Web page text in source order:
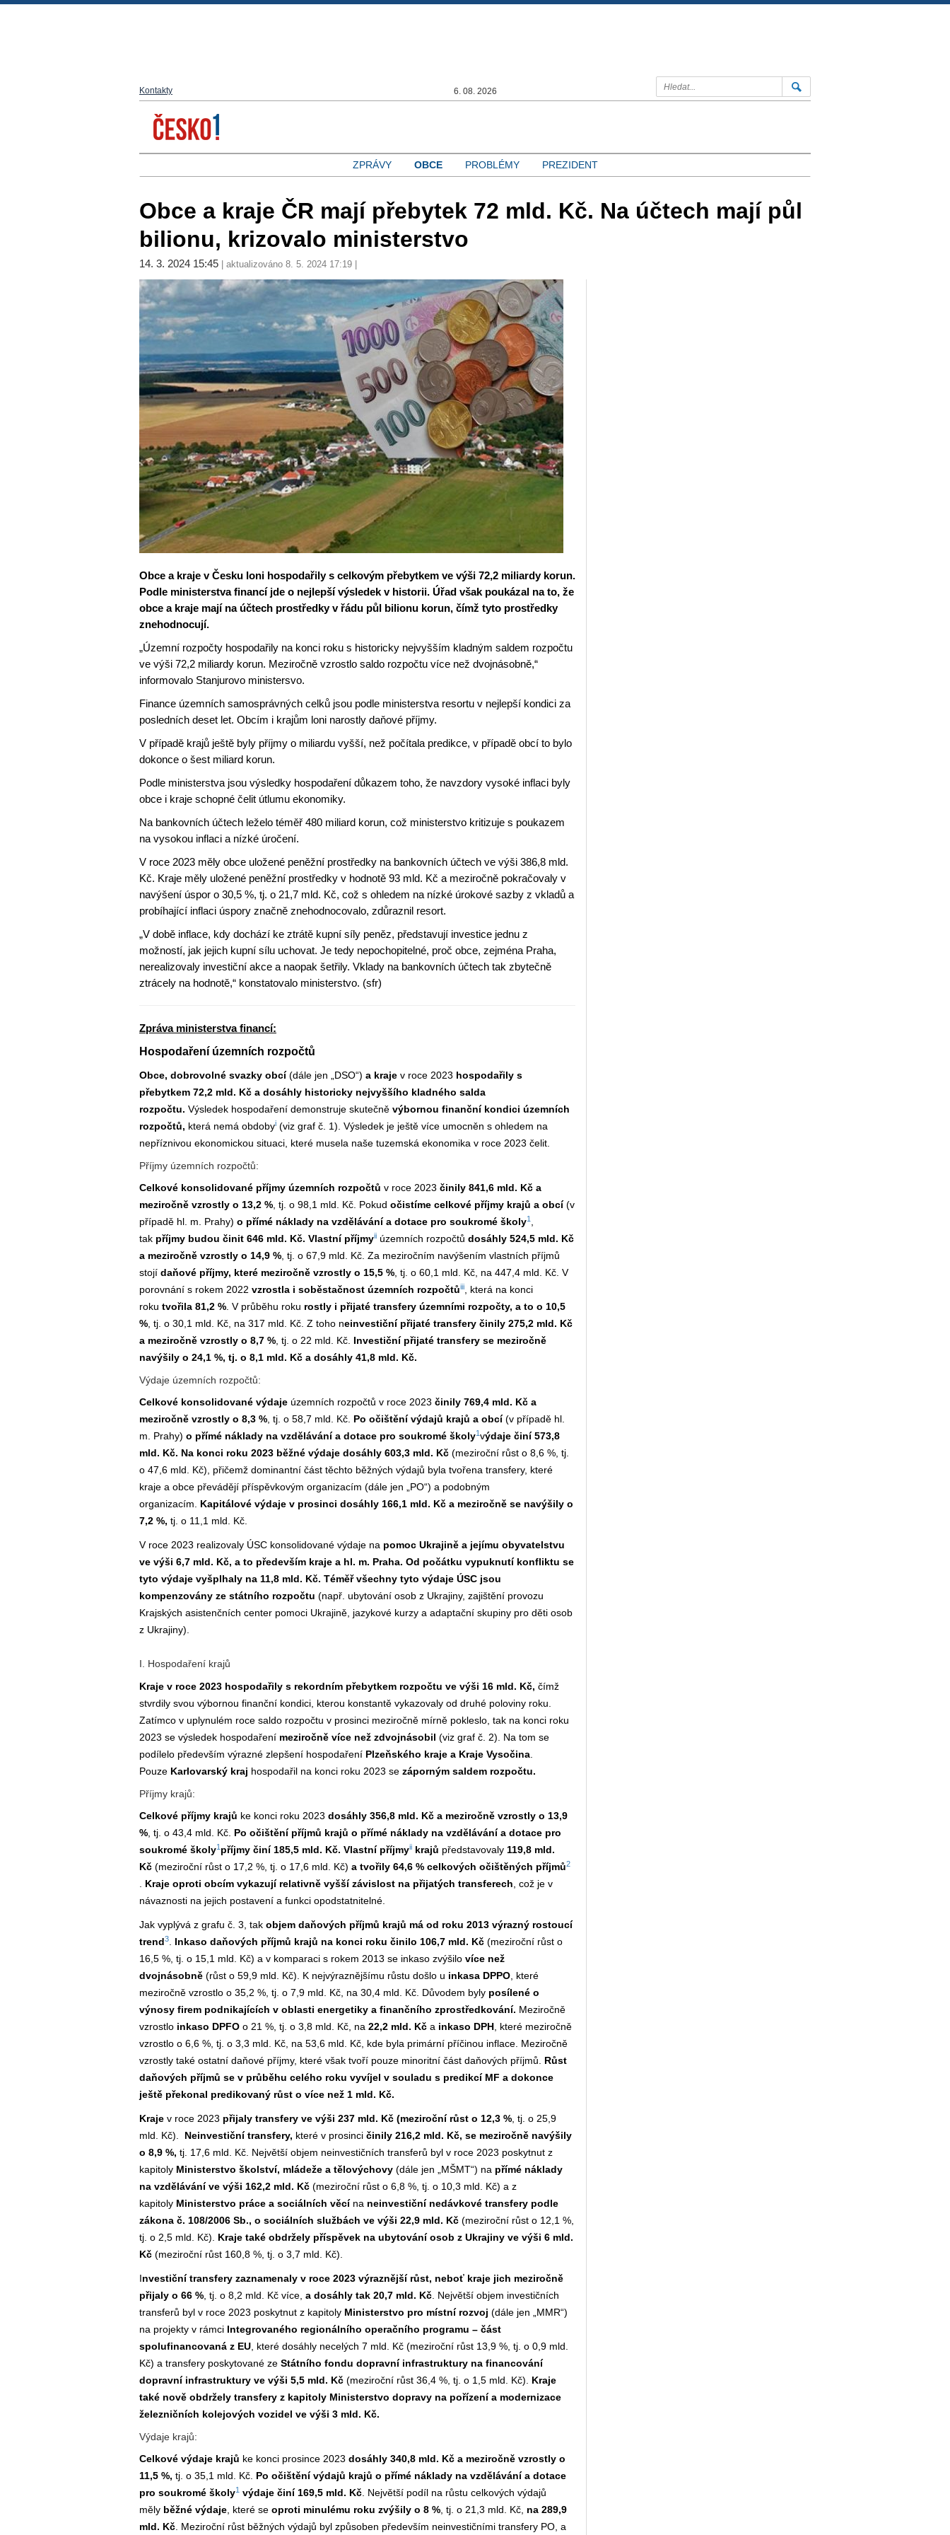
Kontakty 6. 08. 2026
ZPRÁVY OBCE PROBLÉMY PREZIDENT
Obce a kraje ČR mají přebytek 72 mld. Kč. Na účtech mají půl
bilionu, krizovalo ministerstvo
14. 3. 2024 15:45 | aktualizováno 8. 5. 2024 17:19 |
Obce a kraje v Česku loni hospodařily s celkovým přebytkem ve výši 72,2 miliardy korun.
Podle ministerstva financí jde o nejlepší výsledek v historii. Úřad však poukázal na to, že
obce a kraje mají na účtech prostředky v řádu půl bilionu korun, čímž tyto prostředky
znehodnocují.
„Územní rozpočty hospodařily na konci roku s historicky nejvyšším kladným saldem rozpočtu
ve výši 72,2 miliardy korun. Meziročně vzrostlo saldo rozpočtu více než dvojnásobně,“
informovalo Stanjurovo ministersvo.
Finance územních samosprávných celků jsou podle ministerstva resortu v nejlepší kondici za
posledních deset let. Obcím i krajům loni narostly daňové příjmy.
V případě krajů ještě byly příjmy o miliardu vyšší, než počítala predikce, v případě obcí to bylo
dokonce o šest miliard korun.
Podle ministerstva jsou výsledky hospodaření důkazem toho, že navzdory vysoké inflaci byly
obce i kraje schopné čelit útlumu ekonomiky.
Na bankovních účtech leželo téměř 480 miliard korun, což ministerstvo kritizuje s poukazem
na vysokou inflaci a nízké úročení.
V roce 2023 měly obce uložené peněžní prostředky na bankovních účtech ve výši 386,8 mld.
Kč. Kraje měly uložené peněžní prostředky v hodnotě 93 mld. Kč a meziročně pokračovaly v
navýšení úspor o 30,5 %, tj. o 21,7 mld. Kč, což s ohledem na nízké úrokové sazby z vkladů a
probíhající inflaci úspory značně znehodnocovalo, zdůraznil resort.
„V době inflace, kdy dochází ke ztrátě kupní síly peněz, představují investice jednu z
možností, jak jejich kupní sílu uchovat. Je tedy nepochopitelné, proč obce, zejména Praha,
nerealizovaly investiční akce a naopak šetřily. Vklady na bankovních účtech tak zbytečně
ztrácely na hodnotě,“ konstatovalo ministerstvo. (sfr)
Zpráva ministerstva financí:
Hospodaření územních rozpočtů
Obce, dobrovolné svazky obcí(dále jen „DSO“) a kraje v roce 2023 hospodařily s
přebytkem 72,2 mld. Kč a dosáhly historicky nejvyššího kladného salda
rozpočtu. Výsledek hospodaření demonstruje skutečně výbornou finanční kondici územních
rozpočtů, která nemá obdobyi (viz graf č. 1). Výsledek je ještě více umocněn s ohledem na
nepříznivou ekonomickou situaci, které musela naše tuzemská ekonomika v roce 2023 čelit.
Příjmy územních rozpočtů:
Celkové konsolidované příjmy územních rozpočtů v roce 2023 činily 841,6 mld. Kč a
meziročně vzrostly o 13,2 % , tj. o 98,1 mld. Kč. Pokud očistíme celkové příjmy krajů a obcí(v
případě hl. m. Prahy) o přímé náklady na vzdělávání a dotace pro soukromé školy1
tak příjmy budou činit 646 mld. Kč. Vlastní příjmyii územních rozpočtů dosáhly 524,5 mld. Kč
a meziročně vzrostly o 14,9 % , tj. o 67,9 mld. Kč. Za meziročním navýšením vlastních příjmů
stojí daňové příjmy, které meziročně vzrostly o 15,5 % , tj. o 60,1 mld. Kč, na 447,4 mld. Kč. V
porovnání s rokem 2022 vzrostla i soběstačnost územních rozpočtůiii
, která na konci
roku tvořila 81,2 % . V průběhu roku rostly i přijaté transfery územními rozpočty, a to o 10,5
% , tj. o 30,1 mld. Kč, na 317 mld. Kč. Z toho neinvestiční přijaté transfery činily 275,2 mld. Kč
a meziročně vzrostly o 8,7 % , tj. o 22 mld. Kč. Investiční přijaté transfery se meziročně
navýšily o 24,1 %, tj. o 8,1 mld. Kč a dosáhly 41,8 mld. Kč.
Výdaje územních rozpočtů:
Celkové konsolidované výdaje územních rozpočtů v roce 2023 činily 769,4 mld. Kč a
meziročně vzrostly o 8,3 % , tj. o 58,7 mld. Kč. Po očištění výdajů krajů a obcí(v případě hl.
m. Prahy) o přímé náklady na vzdělávání a dotace pro soukromé školy1výdaje činí 573,8
mld. Kč. Na konci roku 2023 běžné výdaje dosáhly 603,3 mld. Kč (meziroční růst o 8,6 %, tj.
o 47,6 mld. Kč), přičemž dominantní část těchto běžných výdajů byla tvořena transfery, které
kraje a obce převádějí příspěvkovým organizacím (dále jen „PO“) a podobným
organizacím. Kapitálové výdaje v prosinci dosáhly 166,1 mld. Kč a meziročně se navýšily o
7,2 %, tj. o 11,1 mld. Kč.
V roce 2023 realizovaly ÚSC konsolidované výdaje na pomoc Ukrajině a jejímu obyvatelstvu
ve výši 6,7 mld. Kč, a to především kraje a hl. m. Praha. Od počátku vypuknutí konfliktu se
tyto výdaje vyšplhaly na 11,8 mld. Kč. Téměř všechny tyto výdaje ÚSC jsou
kompenzovány ze státního rozpočtu (např. ubytování osob z Ukrajiny, zajištění provozu
Krajských asistenčních center pomoci Ukrajině, jazykové kurzy a adaptační skupiny pro děti osob
z Ukrajiny).
I. Hospodaření krajů
Kraje v roce 2023 hospodařily s rekordním přebytkem rozpočtu ve výši 16 mld. Kč, čímž
stvrdily svou výbornou finanční kondici, kterou konstantě vykazovaly od druhé poloviny roku.
Zatímco v uplynulém roce saldo rozpočtu v prosinci meziročně mírně pokleslo, tak na konci roku
2023 se výsledek hospodaření meziročně více než zdvojnásobil (viz graf č. 2). Na tom se
podílelo především výrazné zlepšení hospodaření Plzeňského kraje a Kraje Vysočina
Pouze Karlovarský kraj hospodařil na konci roku 2023 se záporným saldem rozpočtu.
Příjmy krajů:
Celkové příjmy krajů ke konci roku 2023 dosáhly 356,8 mld. Kč a meziročně vzrostly o 13,9
% , tj. o 43,4 mld. Kč. Po očištění příjmů krajů o přímé náklady na vzdělávání a dotace pro
soukromé školy1 příjmy činí 185,5 mld. Kč. Vlastní příjmyii krajů představovaly 119,8 mld.
Kč (meziroční růst o 17,2 %, tj. o 17,6 mld. Kč) a tvořily 64,6 % celkových očištěných příjmů2
Kraje oproti obcím vykazují relativně vyšší závislost na přijatých transferech , což je v
návaznosti na jejich postavení a funkci opodstatnitelné.
Jak vyplývá z grafu č. 3, tak objem daňových příjmů krajů má od roku 2013 výrazný rostoucí
trend3 Inkaso daňových příjmů krajů na konci roku činilo 106,7 mld. Kč (meziroční růst o
16,5 %, tj. o 15,1 mld. Kč) a v komparaci s rokem 2013 se inkaso zvýšilo více než
dvojnásobně (růst o 59,9 mld. Kč). K nejvýraznějšímu růstu došlo u inkasa DPPO , které
meziročně vzrostlo o 35,2 %, tj. o 7,9 mld. Kč, na 30,4 mld. Kč. Důvodem byly posílené o
výnosy firem podnikajících v oblasti energetiky a finančního zprostředkování. Meziročně
vzrostlo inkaso DPFO o 21 %, tj. o 3,8 mld. Kč, na 22,2 mld. Kč a inkaso DPH , které meziročně
vzrostlo o 6,6 %, tj. o 3,3 mld. Kč, na 53,6 mld. Kč, kde byla primární příčinou inflace. Meziročně
vzrostly také ostatní daňové příjmy, které však tvoří pouze minoritní část daňových příjmů. Růst
daňových příjmů se v průběhu celého roku vyvíjel v souladu s predikcí MF a dokonce
ještě překonal predikovaný růst o více než 1 mld. Kč.
Kraje v roce 2023 přijaly transfery ve výši 237 mld. Kč (meziroční růst o 12,3 % , tj. o 25,9
mld. Kč).
Neinvestiční transfery, které v prosinci činily 216,2 mld. Kč, se meziročně navýšily
o 8,9 %, tj. 17,6 mld. Kč. Největší objem neinvestičních transferů byl v roce 2023 poskytnut z
kapitoly Ministerstvo školství, mládeže a tělovýchovy (dále jen „MŠMT“) na přímé náklady
na vzdělávání ve výši 162,2 mld. Kč (meziroční růst o 6,8 %, tj. o 10,3 mld. Kč) a z
kapitoly Ministerstvo práce a sociálních věcína neinvestiční nedávkové transfery podle
zákona č. 108/2006 Sb., o sociálních službách ve výši 22,9 mld. Kč (meziroční růst o 12,1 %,
tj. o 2,5 mld. Kč). Kraje také obdržely příspěvek na ubytování osob z Ukrajiny ve výši 6 mld.
Kč (meziroční růst 160,8 %, tj. o 3,7 mld. Kč).
Investiční transfery zaznamenaly v roce 2023 výraznější růst, neboť kraje jich meziročně
přijaly o 66 % , tj. o 8,2 mld. Kč více, a dosáhly tak 20,7 mld. Kč . Největší objem investičních
transferů byl v roce 2023 poskytnut z kapitoly Ministerstvo pro místní rozvoj (dále jen „MMR“)
na projekty v rámci Integrovaného regionálního operačního programu – část
spolufinancovaná z EU , které dosáhly necelých 7 mld. Kč (meziroční růst 13,9 %, tj. o 0,9 mld.
Kč) a transfery poskytované ze Státního fondu dopravní infrastruktury na financování
dopravní infrastruktury ve výši 5,5 mld. Kč (meziroční růst 36,4 %, tj. o 1,5 mld. Kč).
Kraje
také nově obdržely transfery z kapitoly Ministerstvo dopravy na pořízení a modernizace
železničních kolejových vozidel ve výši 3 mld. Kč.
Výdaje krajů:
Celkové výdaje krajů ke konci prosince 2023 dosáhly 340,8 mld. Kč a meziročně vzrostly o
11,5 %, tj. o 35,1 mld. Kč. Po očištění výdajů krajů o přímé náklady na vzdělávání a dotace
pro soukromé školy1 výdaje činí 169,5 mld. Kč . Největší podíl na růstu celkových výdajů
měly běžné výdaje , které se oproti minulému roku zvýšily o 8 % , tj. o 21,3 mld. Kč, na 289,9
mld. Kč . Meziroční růst běžných výdajů byl způsoben především neinvestičními transfery PO, a